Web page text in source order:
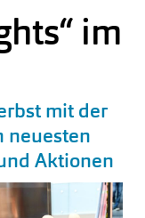
im
mit der
neuesten
Aktionen